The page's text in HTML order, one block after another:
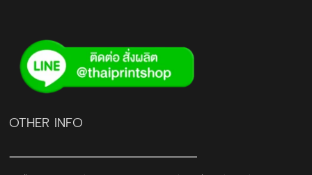
OTHER INFO